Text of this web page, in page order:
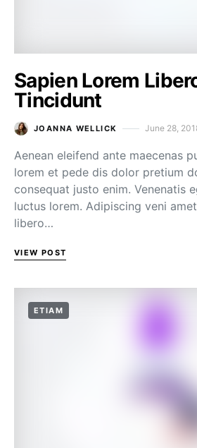
Sapien Lorem
Tincidunt
JOANNA WELLICK June 28,
Aenean eleifend ante maecenas
lorem et pede dis dolor pretium
consequat justo enim. Venenatis
luctus lorem. Adipiscing veni
libero…
VIEW POST
ETIAM